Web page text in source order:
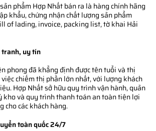
phẩm Hợp Nhất bán ra là hàng chính hãng
khẩu, chứng nhận chất lượng sản phẩm
of lading, invoice, packing list, tờ khai Hải
tranh, uy tín
phong đã khẳng định được tên tuổi và thị
chiếm thị phần lớn nhất, với lượng khách
Hợp Nhất sở hữu quy trình vận hành, quản
kho và quy trình thanh toán an toàn tiện lợi
cho các khách hàng.
toàn quốc 24/7